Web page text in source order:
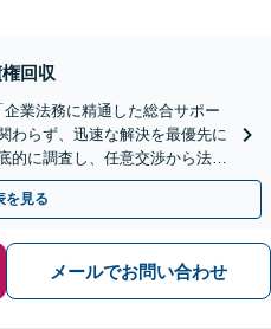
回収
企業法務に精通した総合サポー
わらず、迅速な解決を最優先に
的に調査し、任意交渉から法的
休日・夜間相談可】
を見る
メールでお問い合わせ